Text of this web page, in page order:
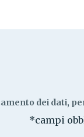
dei dati,
*campi